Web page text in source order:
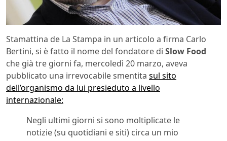
Stamattina de La Stampa in un articolo a firma Carlo
Bertini, si è fatto il nome del fondatore di Slow Food
che già tre giorni fa, mercoledì 20 marzo, aveva
pubblicato una irrevocabile smentita sul sito
dell’organismo da lui presieduto a livello
internazionale:
Negli ultimi giorni si sono moltiplicate le
notizie (su quotidiani e siti) circa un mio